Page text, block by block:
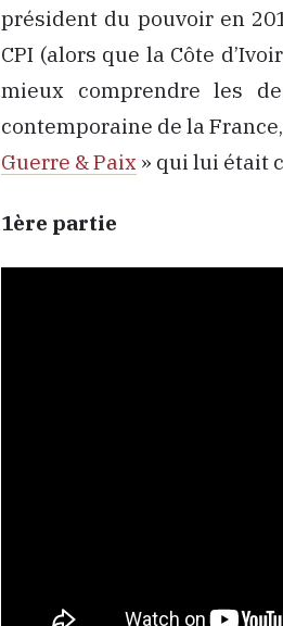
président du pouvoir en
CPI (alors que la Côte
mieux comprendre les
contemporaine de la
Guerre & Paix » qui lui était
1ère partie